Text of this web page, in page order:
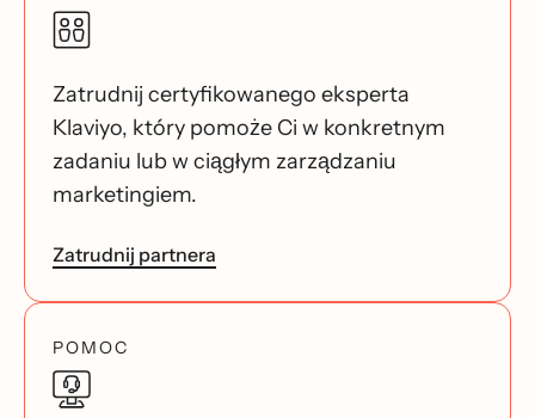
Zatrudnij certyfikowanego eksperta
Klaviyo, który pomoże Ci w konkretnym
zadaniu lub w ciągłym zarządzaniu
marketingiem.
Zatrudnij partnera
POMOC